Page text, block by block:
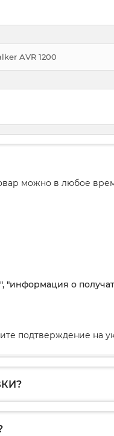
AVR 1200
можно в любое
"информация о
подтверждение на